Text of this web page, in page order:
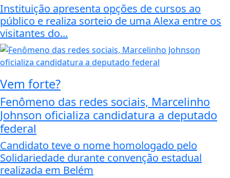
Instituição apresenta opções de cursos ao
público e realiza sorteio de uma Alexa entre os
visitantes do...
Vem forte?
Fenômeno das redes sociais, Marcelinho
Johnson oficializa candidatura a deputado
federal
Candidato teve o nome homologado pelo
Solidariedade durante convenção estadual
realizada em Belém